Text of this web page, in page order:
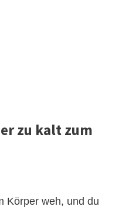
zu kalt zum
Körper weh, und du